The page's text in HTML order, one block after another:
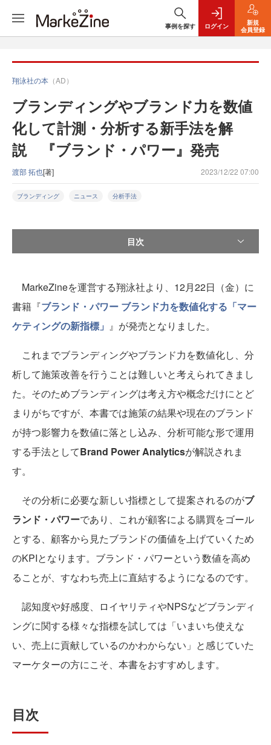
事例を探す ログイン
新規
会員登録
翔泳社の本 （AD）
ブランディングやブランド力を数値
化して計測・分析する新手法を解
説 『ブランド・パワー』発売
渡部 拓也[著] 2023/12/22 07:00
ブランディング ニュース 分析手法
目次
MarkeZineを運営する翔泳社より、12月22日（金）に
書籍『ブランド・パワー ブランド力を数値化する「マー
ケティングの新指標」 』が発売となりました。
これまでブランディングやブランド力を数値化し、分
析して施策改善を行うことは難しいと考えられてきまし
た。そのためブランディングは考え方や概念だけにとど
まりがちですが、本書では施策の結果や現在のブランド
が持つ影響力を数値に落とし込み、分析可能な形で運用
する手法としてBrand Power Analyticsが解説されま
す。
その分析に必要な新しい指標として提案されるのがブ
ランド・パワーであり、これが顧客による購買をゴール
とする、顧客から見たブランドの価値を上げていくため
のKPIとなります。ブランド・パワーという数値を高め
ることが、すなわち売上に直結するようになるのです。
認知度や好感度、ロイヤリティやNPSなどブランディ
ングに関する様々な指標を試しては「いまいち使えな
い、売上に貢献しているのかわからない」と感じていた
マーケターの方にこそ、本書をおすすめします。
目次